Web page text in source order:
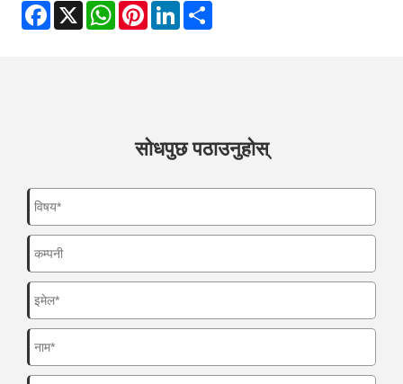
Facebook
X WhatsAppPinterestLinkedIn
सोधपुछ पठाउनुहोस्